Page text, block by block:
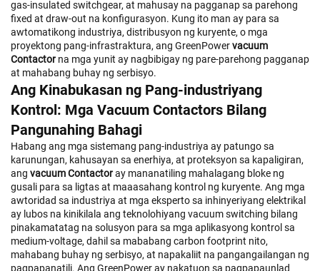
gas-insulated switchgear, at mahusay na pagganap sa parehong
fixed at draw-out na konfigurasyon. Kung ito man ay para sa
awtomatikong industriya, distribusyon ng kuryente, o mga
proyektong pang-infrastraktura, ang GreenPowervacuum
Contactor na mga yunit ay nagbibigay ng pare-parehong pagganap
at mahabang buhay ng serbisyo.
Ang Kinabukasan ng Pang-industriyang
Kontrol: Mga Vacuum Contactors Bilang
Pangunahing Bahagi
Habang ang mga sistemang pang-industriya ay patungo sa
karunungan, kahusayan sa enerhiya, at proteksyon sa kapaligiran,
ang vacuum Contactoray mananatiling mahalagang bloke ng
gusali para sa ligtas at maaasahang kontrol ng kuryente. Ang mga
awtoridad sa industriya at mga eksperto sa inhinyeriyang elektrikal
ay lubos na kinikilala ang teknolohiyang vacuum switching bilang
pinakamatatag na solusyon para sa mga aplikasyong kontrol sa
medium-voltage, dahil sa mababang carbon footprint nito,
mahabang buhay ng serbisyo, at napakaliit na pangangailangan ng
pagpapanatili. Ang GreenPower ay nakatuon sa pagpapaunlad